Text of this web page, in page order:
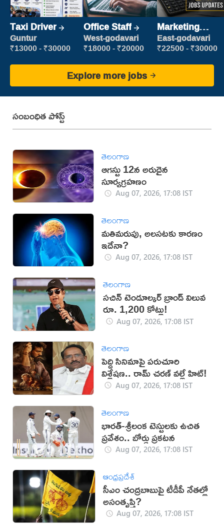
Taxi Driver
Guntur
₹13000 - ₹30000
Office Staff
West-godavari
₹18000 - ₹20000
Marketing
Executive
East-godavari
₹22500 - ₹30000
Explore more jobs
సంబంధిత పోస్ట్
తెలంగాణ
ఆగస్టు 12న అరుదైన
సూర్యగ్రహణం
Aug 07, 2026, 17:08 IST
తెలంగాణ
మతిమరుపు, అలసటకు కారణం
ఇదేనా?
Aug 07, 2026, 17:08 IST
తెలంగాణ
సచిన్ టెండూల్కర్ బ్రాండ్ విలువ
రూ. 1,200 కోట్లు!
Aug 07, 2026, 17:08 IST
తెలంగాణ
పెద్ది సినిమాపై పరుచూరి
విశ్లేషణ.. రామ్ చరణ్ వల్లే హిట్!
Aug 07, 2026, 17:08 IST
తెలంగాణ
భారత్-శ్రీలంక టెస్టులకు ఉచిత
ప్రవేశం.. బోర్డు ప్రకటన
Aug 07, 2026, 17:08 IST
ఆంధ్రప్రదేశ్
సీఎం చంద్రబాబుపై టీడీపీ నేతల్లో
అసంతృప్తి?
Aug 07, 2026, 17:08 IST